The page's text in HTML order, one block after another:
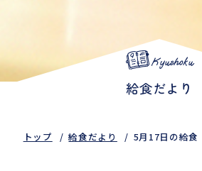
Kyushoku
給食だより
トップ 給食だより 5月17日の給食